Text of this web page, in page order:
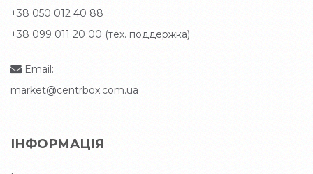
+38 050 012 40 88
+38 099 011 20 00 (тех. поддержка)
Email:
market@centrbox.com.ua
ІНФОРМАЦІЯ